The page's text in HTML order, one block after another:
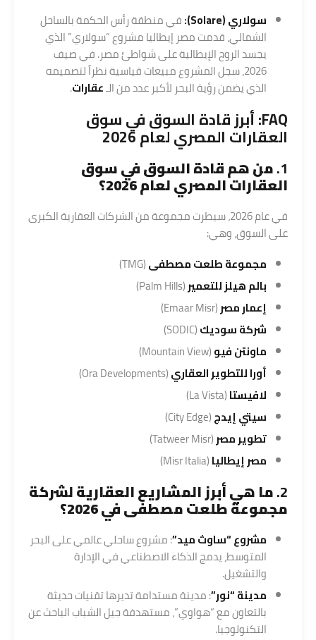
سولاري (Solare):
في منطقة رأس الحكمة بالساحل
الشمالي، قدمت مصر إيطاليا مشروع “سولاري” الذي
يجسد الروح الإيطالية على شواطئ مصر. في صيف
2026، سجل المشروع مبيعات قياسية نظراً لتصميمه
الذي يضمن رؤية البحر لأكبر عدد من الـعقارات.
FAQ: أبرز قادة السوق في سوق
العقارات المصري لعام 2026
1. من هم قادة السوق في سوق
العقارات المصري لعام 2026؟
في عام 2026، سيطرت مجموعة من الشركات العقارية الكبرى
على السوق، وهي:
مجموعة طلعت مصطفى(TMG)
بالم هيلز للتعمير(Palm Hills)
إعمار مصر(Emaar Misr)
شركة سوديك(SODIC)
ماونتن فيو(Mountain View)
أورا للتطوير العقاري(Ora Developments)
لافيستا(La Vista)
سيتي إيدج(City Edge)
تطوير مصر(Tatweer Misr)
مصر إيطاليا(Misr Italia)
2. ما هي أبرز المشاريع العقارية لشركة
مجموعة طلعت مصطفى في 2026؟
مشروع “ساوث ميد”: مشروع ساحلي عالمي على البحر
المتوسط، يدمج الذكاء الاصطناعي في الإدارة
والتشغيل.
مدينة “نور”: مدينة مستدامة تديرها تقنيات حديثة
بالتعاون مع “هواوي”، مستهدفة جيل الشباب الباحث عن
التكنولوجيا.